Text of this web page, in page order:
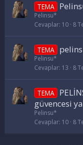
TEMA
Pelinsu*
Cevaplar 10 8
TEMA
Pelinsu*
Cevaplar 13 8
TEMA
güvencesi
Pelinsu*
Cevaplar 10 8